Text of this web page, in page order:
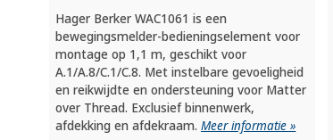
Hager Berker WAC1061 is een
bewegingsmelder-bedieningselement voor
montage op 1,1 m, geschikt voor
A.1/A.8/C.1/C.8. Met instelbare gevoeligheid
en reikwijdte en ondersteuning voor Matter
over Thread. Exclusief binnenwerk,
afdekking en afdekraam.Meer informatie »